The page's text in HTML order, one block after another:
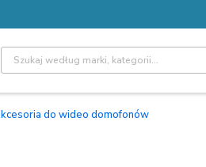
Site Search
Akcesoria do wideo domofonów